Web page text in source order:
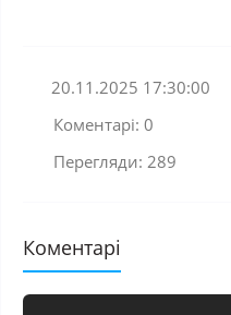
20.11.2025 17:30:00
Коментарі: 0
Перегляди: 289
Коментарі